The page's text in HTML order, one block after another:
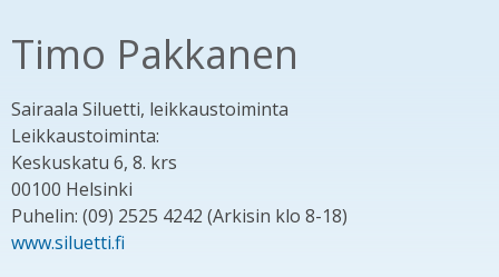
Timo Pakkanen
Sairaala Siluetti, leikkaustoiminta
Leikkaustoiminta:
Keskuskatu 6, 8. krs
00100 Helsinki
Puhelin: (09) 2525 4242 (Arkisin klo 8-18)
www.siluetti.fi